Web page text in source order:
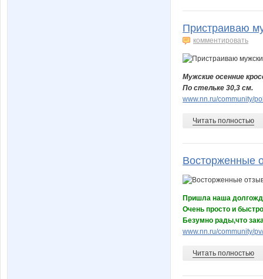
Пристраиваю
комментировать
Мужские осенние
По стельке 30,3 см.
www.nn.ru/community/
Читать полностью
Восторженные
Пришла наша
Очень просто и
Безумно рады,что
www.nn.ru/community/
Читать полностью